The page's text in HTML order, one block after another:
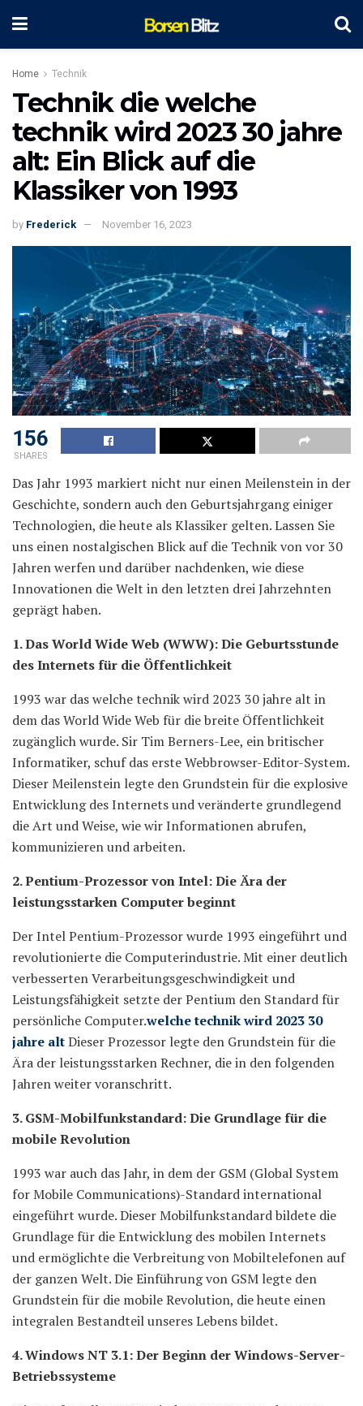
Home Technik
Technik die welche
technik wird 2023 30 jahre
alt: Ein Blick auf die
Klassiker von 1993
by Frederick November 16, 2023
156
SHARES
Das Jahr 1993 markiert nicht nur einen Meilenstein in der
Geschichte, sondern auch den Geburtsjahrgang einiger
Technologien, die heute als Klassiker gelten. Lassen Sie
uns einen nostalgischen Blick auf die Technik von vor 30
Jahren werfen und darüber nachdenken, wie diese
Innovationen die Welt in den letzten drei Jahrzehnten
geprägt haben.
1. Das World Wide Web (WWW): Die Geburtsstunde
des Internets für die Öffentlichkeit
1993 war das welche technik wird 2023 30 jahre alt in
dem das World Wide Web für die breite Öffentlichkeit
zugänglich wurde. Sir Tim Berners-Lee, ein britischer
Informatiker, schuf das erste Webbrowser-Editor-System.
Dieser Meilenstein legte den Grundstein für die explosive
Entwicklung des Internets und veränderte grundlegend
die Art und Weise, wie wir Informationen abrufen,
kommunizieren und arbeiten.
2. Pentium-Prozessor von Intel: Die Ära der
leistungsstarken Computer beginnt
Der Intel Pentium-Prozessor wurde 1993 eingeführt und
revolutionierte die Computerindustrie. Mit einer deutlich
verbesserten Verarbeitungsgeschwindigkeit und
Leistungsfähigkeit setzte der Pentium den Standard für
persönliche Computer.welche technik wird 2023 30
jahre altDieser Prozessor legte den Grundstein für die
Ära der leistungsstarken Rechner, die in den folgenden
Jahren weiter voranschritt.
3. GSM-Mobilfunkstandard: Die Grundlage für die
mobile Revolution
1993 war auch das Jahr, in dem der GSM (Global System
for Mobile Communications)-Standard international
eingeführt wurde. Dieser Mobilfunkstandard bildete die
Grundlage für die Entwicklung des mobilen Internets
und ermöglichte die Verbreitung von Mobiltelefonen auf
der ganzen Welt. Die Einführung von GSM legte den
Grundstein für die mobile Revolution, die heute einen
integralen Bestandteil unseres Lebens bildet.
4. Windows NT 3.1: Der Beginn der Windows-Server-
Betriebssysteme